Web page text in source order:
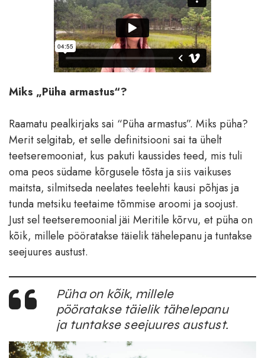
Miks „Püha armastus“?
Raamatu pealkirjaks sai “Püha armastus”. Miks püha?
Merit selgitab, et selle definitsiooni sai ta ühelt
teetseremooniat, kus pakuti kaussides teed, mis tuli
oma peos südame kõrgusele tõsta ja siis vaikuses
maitsta, silmitseda neelates teelehti kausi põhjas ja
tunda metsiku teetaime tõmmise aroomi ja soojust.
Just sel teetseremoonial jäi Meritile kõrvu, et püha on
kõik, millele pööratakse täielik tähelepanu ja tuntakse
seejuures austust.
Püha on kõik, millele
pööratakse täielik tähelepanu
ja tuntakse seejuures austust.